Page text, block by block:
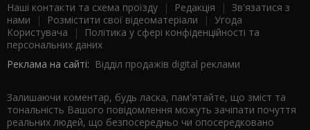
Наші контакти та схема проїзду | Редакція | Зв'язатися з
нами | Розмістити свої відеоматеріали | Угода
Користувача |
Політика у сфері конфіденційності та
персональних даних
Реклама на сайті: Відділ продажів digital реклами
Залишаючи коментар, будь ласка, пам'ятайте, що зміст та
тональність Вашого повідомлення можуть зачіпати почуття
реальних людей, що безпосередньо чи опосередковано